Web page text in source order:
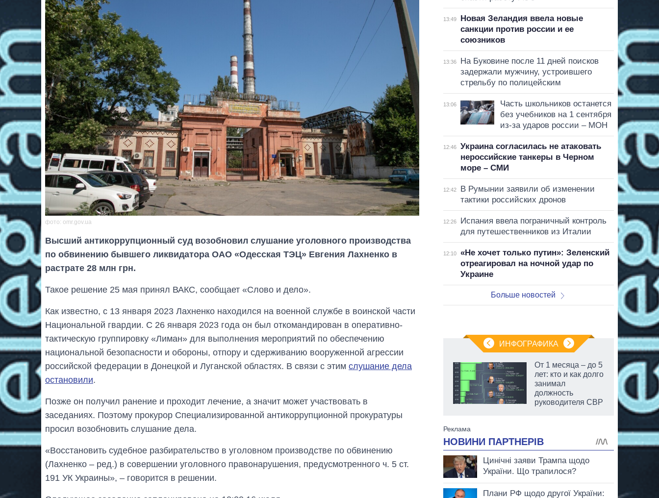
фото: omr.gov.ua
Высший антикоррупционный суд возобновил слушание уголовного производства
по обвинению бывшего ликвидатора ОАО «Одесская ТЭЦ» Евгения Лахненко в
растрате 28 млн грн.
Такое решение 25 мая принял ВАКС, сообщает «Слово и дело».
Как известно, с 13 января 2023 Лахненко находился на военной службе в воинской части
Национальной гвардии. С 26 января 2023 года он был откомандирован в оперативно-
тактическую группировку «Лиман» для выполнения мероприятий по обеспечению
национальной безопасности и обороны, отпору и сдерживанию вооруженной агрессии
российской федерации в Донецкой и Луганской областях. В связи с этим слушание дела
остановили.
Позже он получил ранение и проходит лечение, а значит может участвовать в
заседаниях. Поэтому прокурор Специализированной антикоррупционной прокуратуры
просил возобновить слушание дела.
«Восстановить судебное разбирательство в уголовном производстве по обвинению
(Лахненко – ред.) в совершении уголовного правонарушения, предусмотренного ч. 5 ст.
191 УК Украины», – говорится в решении.
13:49
Новая Зеландия ввела новые
санкции против россии и ее
союзников
13:36
На Буковине после 11 дней поисков
задержали мужчину, устроившего
стрельбу по полицейским
13:06
Часть школьников останется
без учебников на 1 сентября
из-за ударов россии – МОН
12:46
Украина согласилась не атаковать
нероссийские танкеры в Черном
море – СМИ
12:42
В Румынии заявили об изменении
тактики российских дронов
12:26
Испания ввела пограничный контроль
для путешественников из Италии
12:10
«Не хочет только путин»: Зеленский
отреагировал на ночной удар по
Украине
Больше новостей
ИНФОГРАФИКА
Сколько
время большой
войны
От 1 месяца – до 5
лет: кто и как долго
занимал
должность
руководителя СВР